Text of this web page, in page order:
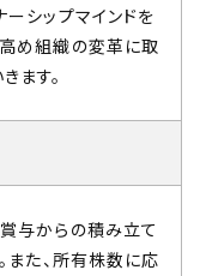
シップマインドを
め組織の変革に取
ます。
与からの積み立て
また、所有株数に応